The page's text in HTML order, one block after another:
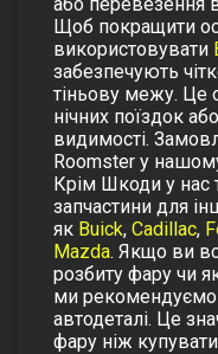
Щоб покращити
використовувати
забезпечують
тіньову межу. Це
нічних поїздок
видимості.
Roomster у
Крім Шкоди у нас
запчастини для
як Buick, Cadillac,
Mazda. Якщо ви
розбиту фару чи
ми рекомендуємо
автодеталі. Це
фару ніж